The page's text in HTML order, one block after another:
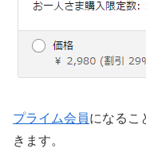
プライム会員になるこ
きます。